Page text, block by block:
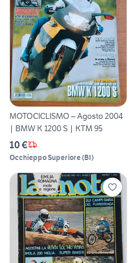
MOTOCICLISMO – Agosto 2004
| BMW K 1200 S | KTM 95
10 €
Occhieppo Superiore(BI)